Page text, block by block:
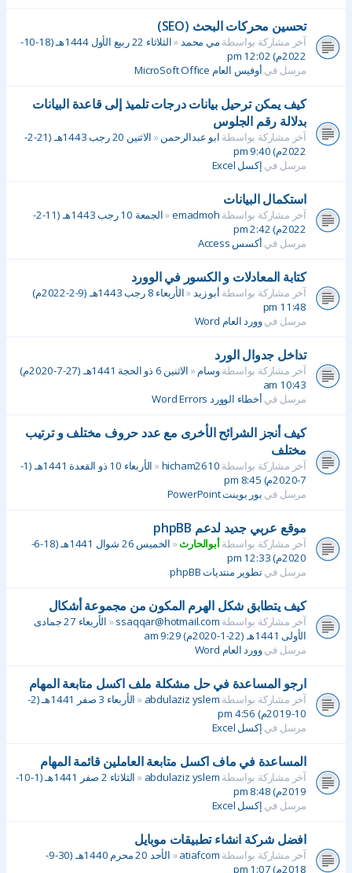
تحسين محركات البحث (SEO)
آخر مشاركة بواسطةمي محمد«
الثلاثاء 22 ربيع الأول 1444هـ (18-10-
2022م) 12:02 pm
مرسل فيأوفيس العام MicroSoft Office
كيف يمكن ترحيل بيانات درجات تلميذ إلى قاعدة البيانات
بدلالة رقم الجلوس
آخر مشاركة بواسطةابو عبدالرحمن«
الاثنين 20 رجب 1443هـ (21-2-
2022م) 9:40 pm
مرسل فيإكسل Excel
استكمال البيانات
آخر مشاركة بواسطةemadmoh
«
الجمعة 10 رجب 1443هـ (11-2-
2022م) 2:42 pm
مرسل فيأكسس Access
كتابة المعادلات و الكسور في الوورد
آخر مشاركة بواسطةأبو زيد«
الأربعاء 8 رجب 1443هـ (9-2-2022م)
11:48 pm
مرسل فيوورد العام Word
تداخل جدوال الورد
آخر مشاركة بواسطةوسام«
الاثنين 6 ذو الحجة 1441هـ (27-7-2020م)
10:43 am
مرسل فيأخطاء الوورد Word Errors
كيف أنجز الشرائح الأخرى مع عدد حروف مختلف و ترتيب
مختلف
آخر مشاركة بواسطةhicham2610
«
الأربعاء 10 ذو القعدة 1441هـ (1-
7-2020م) 8:45 pm
مرسل فيبور بوينت PowerPoint
موقع عربي جديد لدعم phpBB
آخر مشاركة بواسطةأبوالحارث«
الخميس 26 شوال 1441هـ (18-6-
2020م) 12:33 pm
مرسل فيتطوير منتديات phpBB
كيف يتطابق شكل الهرم المكون من مجموعة أشكال
آخر مشاركة بواسطةssaqqar@hotmail.com
«
الأربعاء 27 جمادى
الأولى 1441هـ (22-1-2020م) 9:29 am
مرسل فيوورد العام Word
ارجو المساعدة في حل مشكلة ملف اكسل متابعة المهام
آخر مشاركة بواسطةabdulaziz yslem
«
الأربعاء 3 صفر 1441هـ (2-
10-2019م) 4:56 pm
مرسل فيإكسل Excel
المساعدة في ماف اكسل متابعة العاملين قائمة المهام
آخر مشاركة بواسطةabdulaziz yslem
«
الثلاثاء 2 صفر 1441هـ (1-10-
2019م) 8:48 pm
مرسل فيإكسل Excel
افضل شركة انشاء تطبيقات موبايل
آخر مشاركة بواسطةatiafcom
«
الأحد 20 محرم 1440هـ (30-9-
2018م) 1:07 pm